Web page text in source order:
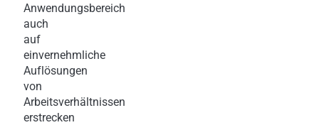
Anwendungsbereich
auch
auf
einvernehmliche
Auflösungen
von
Arbeitsverhältnissen
erstrecken